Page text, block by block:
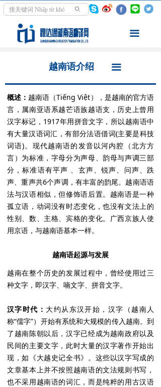
ꄙ
끀
首页
翻译服务
学越南语
关于我们
越南语介绍
概述： 越南语（Tiếng Việt），是越南的官方语
言，属南亚语系越芒语族越语支，历史上曾用
汉字标记，1917年用拼音文字，所以越南语中
有大量汉语词汇，有部分法语借词(主要是科技
词语)。现代越南语的发音以河内腔（北方方
言）为标准，字母分为声母、韵母与声调三部
分，标准语有平声 、玄声、锐声、问声、跌
声、重声共6个声调，有丰富的韵尾。越南语语
法与汉语相似，但修饰语后置。越南语是一种
孤立语，动词没有时态变化，也没有文法上的
性别、数、主格、宾格的变化。广西京族人使
用京语，与越南语基本一样。
越南语起源与发展
越南在整个历史的发展过程中，曾经使用过三
种文字，即汉字、喃文字、拼音文字。
汉字时代： 大约从东汉开始，汉字（越南人
称“儒字”）开始有系统和大规模的传入越南。到
了越南陈朝以后，汉字已经成为越南政府以及
民间的主要文字，此时大量的汉字著作开始出
现，如《大越史记全书》。这些以汉字写成的
文章基本上并不按照越南语的文法规则书写，
也不采用越南语的词汇，而是纯粹的用古汉语
끀
越南语介绍
翻译领域
文件笔译
影音翻译
翻译案例